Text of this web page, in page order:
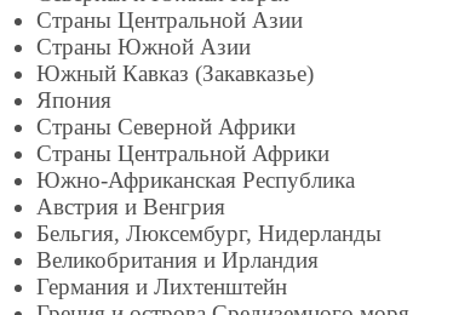
Страны Центральной Азии
Страны Южной Азии
Южный Кавказ (Закавказье)
Япония
Страны Северной Африки
Страны Центральной Африки
Южно-Африканская Республика
Австрия и Венгрия
Бельгия, Люксембург, Нидерланды
Великобритания и Ирландия
Германия и Лихтенштейн